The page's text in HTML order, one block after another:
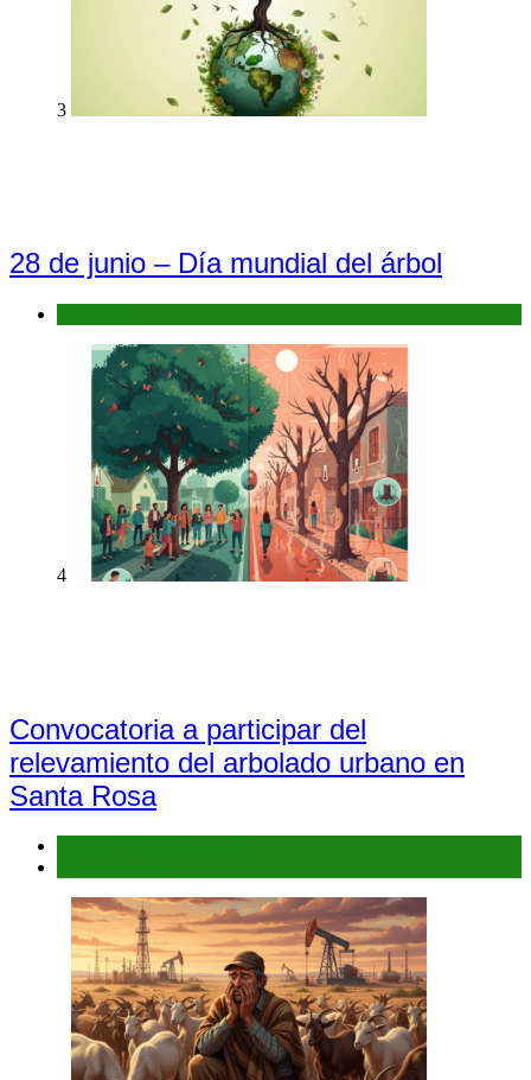
3
28 de junio – Día mundial del árbol
4
Convocatoria a participar del
relevamiento del arbolado urbano en
Santa Rosa